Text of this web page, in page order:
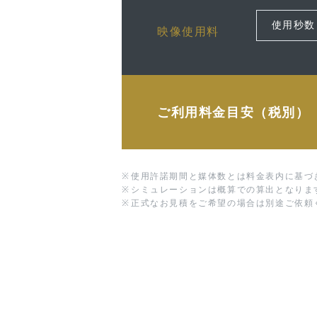
映像使用料
ご利用料金目安（税別）
※ 使用許諾期間と媒体数とは料金表内に基づ
※ シミュレーションは概算での算出となりま
※ 正式なお見積をご希望の場合は別途ご依頼